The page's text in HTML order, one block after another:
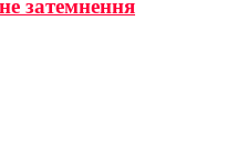
затемнення